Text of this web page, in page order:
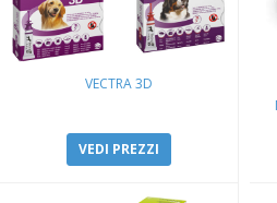
VECTRA 3D
VEDI PREZZI